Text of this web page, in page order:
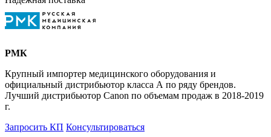
РМК
Крупный импортер медицинского оборудования и
официальный дистрибьютор класса А по ряду брендов.
Лучший дистрибьютор Canon по объемам продаж в 2018-2019
г.
Запросить КП Консультироваться